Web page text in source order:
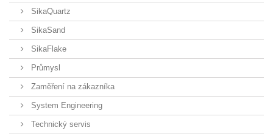
SikaQuartz
SikaSand
SikaFlake
Průmysl
Zaměření na zákazníka
System Engineering
Technický servis